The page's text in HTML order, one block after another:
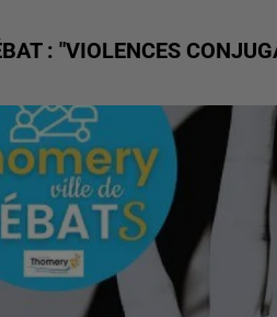
: "VIOLENCES